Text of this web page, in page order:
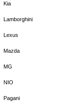
Kia
Lamborghini
Lexus
Mazda
MG
NIO
Pagani